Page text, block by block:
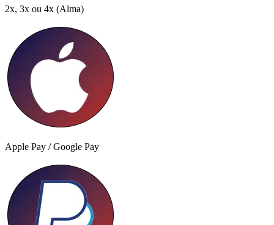
2x, 3x ou 4x (Alma)
Apple Pay / Google Pay